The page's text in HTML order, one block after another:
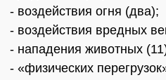
- воздействия огня (два);
- воздействия вредных
- нападения животных
- «физических